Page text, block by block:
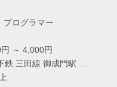
プログラマー
～ 4,000円
鉄 三田線 御成門駅 …